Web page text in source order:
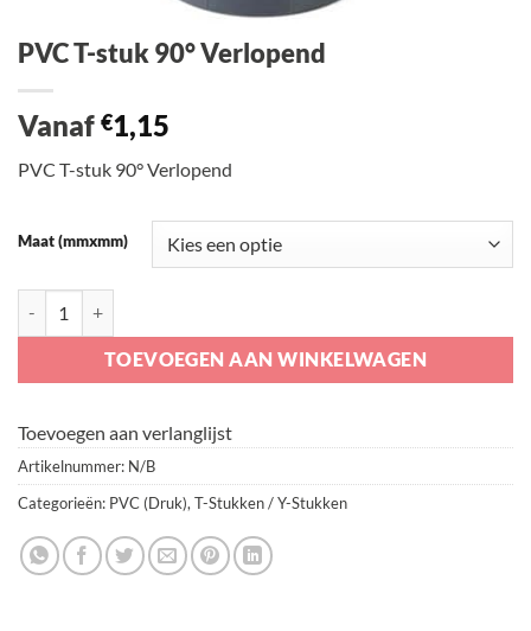
PVC T-stuk 90° Verlopend
Vanaf €1,15
PVC T-stuk 90° Verlopend
Maat (mmxmm)
TOEVOEGEN AAN WINKELWAGEN
Toevoegen aan verlanglijst
Artikelnummer: N/B
Categorieën: PVC (Druk), T-Stukken / Y-Stukken